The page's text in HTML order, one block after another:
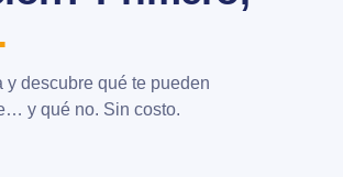
y descubre qué te pueden
y qué no. Sin costo.